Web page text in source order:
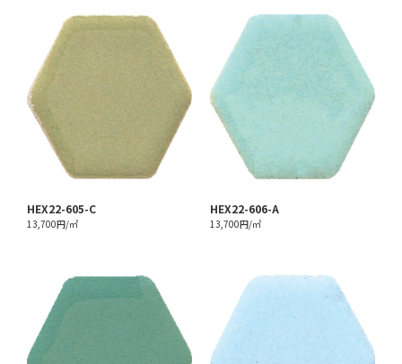
HEX22-605-C
13,700円/㎡
HEX22-606-A
13,700円/㎡